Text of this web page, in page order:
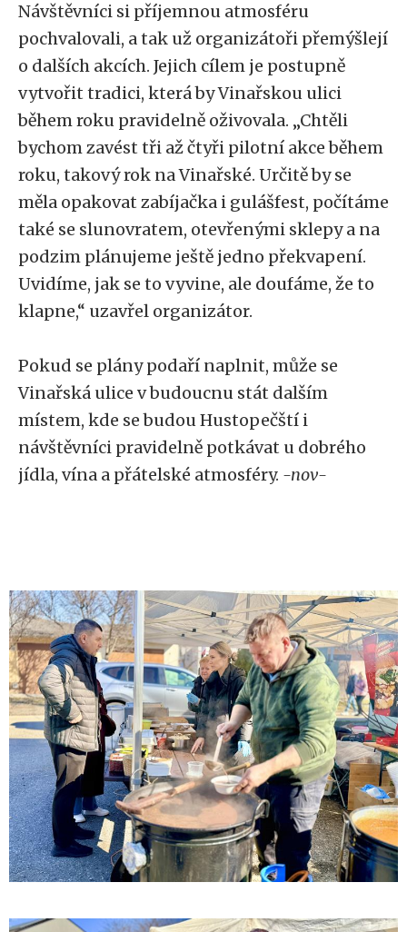
Návštěvníci si příjemnou atmosféru
pochvalovali, a tak už organizátoři přemýšlejí
o dalších akcích. Jejich cílem je postupně
vytvořit tradici, která by Vinařskou ulici
během roku pravidelně oživovala. „Chtěli
bychom zavést tři až čtyři pilotní akce během
roku, takový rok na Vinařské. Určitě by se
měla opakovat zabíjačka i gulášfest, počítáme
také se slunovratem, otevřenými sklepy a na
podzim plánujeme ještě jedno překvapení.
Uvidíme, jak se to vyvine, ale doufáme, že to
klapne,“ uzavřel organizátor.
Pokud se plány podaří naplnit, může se
Vinařská ulice v budoucnu stát dalším
místem, kde se budou Hustopečští i
návštěvníci pravidelně potkávat u dobrého
jídla, vína a přátelské atmosféry. -nov-